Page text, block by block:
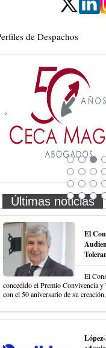
de Despachos
Últimas noticias
El
El
concedido el Premio Convivencia
con el 50 aniversario de su